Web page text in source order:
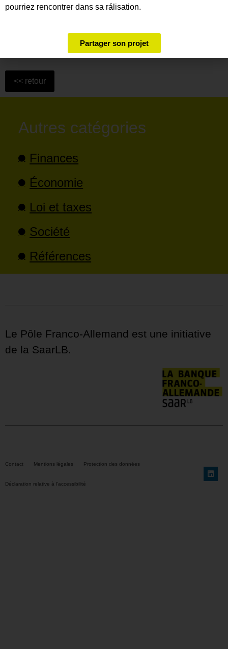
Autres catégories
Finances
Économie
Loi et taxes
Société
Références
Le Pôle Franco-Allemand est une initiative
de la SaarLB.
Contact Mentions légales Protection des données
Déclaration relative à l’accessibilité
pourriez rencontrer dans sa rálisation.
Partager son projet